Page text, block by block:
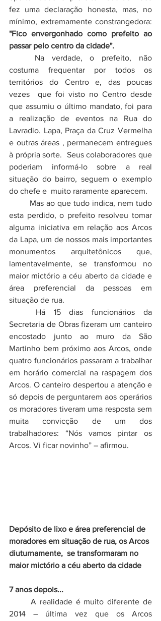
fez uma declaração honesta, mas, no
"Fico envergonhado como prefeito ao
passar pelo centro da cidade".
costuma frequentar por todos os
territórios do Centro e, das poucas
vezes  que foi visto no Centro desde
que assumiu o último mandato, foi para
a realização de eventos na Rua do
Lavradio. Lapa, Praça da Cruz Vermelha
e outras áreas , permanecem entregues
à própria sorte.  Seus colaboradores que
poderiam informá-lo sobre a real
situação do bairro, seguem o exemplo
do chefe e  muito raramente aparecem.
esta perdido, o prefeito resolveu tomar
alguma iniciativa em relação aos Arcos
da Lapa, um de nossos mais importantes
monumentos arquitetônicos que,
lamentavelmente, se transformou no
maior mictório a céu aberto da cidade e
área preferencial da pessoas em
situação de rua.
Secretaria de Obras fizeram um canteiro
encostado junto ao muro da São
Martinho bem próximo aos Arcos, onde
quatro funcionários passaram a trabalhar
em horário comercial na raspagem dos
Arcos. O canteiro despertou a atenção e
só depois de perguntarem aos operários
os moradores tiveram uma resposta sem
muita convicção de um dos
trabalhadores: “Nós vamos pintar os
Arcos. Vi ficar novinho” – afirmou.
Depósito de lixo e área preferencial de
moradores em situação de rua, os Arcos
diuturnamente,  se transformaram no
maior mictório a céu aberto da cidade
7 anos depois...
2014 – última vez que os Arcos